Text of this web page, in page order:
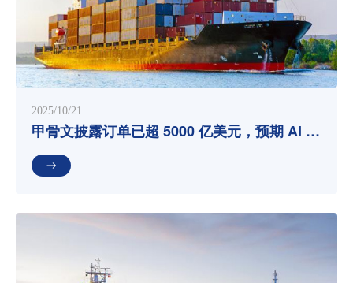
2025/10/21
甲骨文披露订单已超 5000 亿美元，预期 AI 基
建毛利率可达 35%